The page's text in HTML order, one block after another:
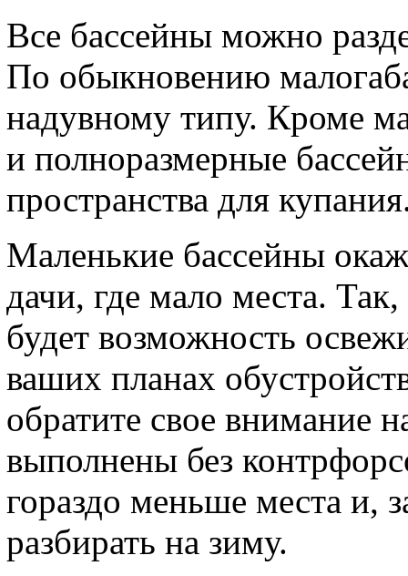
Все бассейны можно
По обыкновению
надувному типу. Кроме
и полноразмерные
пространства для
Маленькие бассейны
дачи, где мало места.
будет возможность
ваших планах
обратите свое внимание
выполнены без
гораздо меньше места и,
разбирать на зиму.